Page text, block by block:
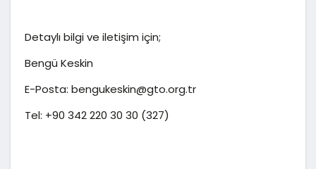
Detaylı bilgi ve iletişim için;
Bengü Keskin
E-Posta: bengukeskin@gto.org.tr
Tel: +90 342 220 30 30 (327)